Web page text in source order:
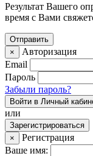
Результат Вашего
время с Вами
×
Авторизация
Email
Пароль
Забыли пароль?
Войти в Личный
или
Зарегистрироваться
×
Регистрация
Ваше имя: